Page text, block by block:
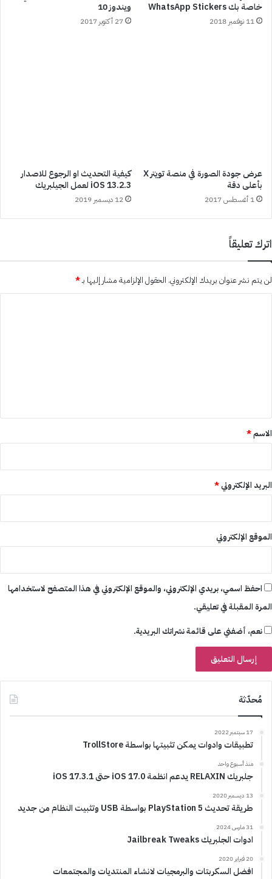
خاصة بك WhatsApp Stickers
11 نوفمبر 2018
ويندوز 10
27 أكتوبر 2017
عرض جودة الصورة في منصة تويتر X
بأعلى دقة
1 أغسطس 2017
كيفية التحديث او الرجوع للاصدار
iOS 13.2.3 لعمل الجيلبريك
12 ديسمبر 2019
اترك تعليقاً
لن يتم نشر عنوان بريدك الإلكتروني. الحقول الإلزامية مشار إليها بـ*
*
الاسم*
البريد الإلكتروني*
الموقع الإلكتروني
احفظ اسمي، بريدي الإلكتروني، والموقع الإلكتروني في هذا المتصفح لاستخدامها
المرة المقبلة في تعليقي.
نعم، أضفني على قائمة نشراتك البريدية.
مُحدّثة
17 سبتمبر 2022
تطبيقات وادوات يمكن تثبيتها بواسطة TrollStore
منذ أسبوع واحد
جلبريك RELAXIN يدعم انظمة iOS 17.0 حتى iOS 17.3.1
13 ديسمبر 2020
طريقة تحديث PlayStation 5 بواسطة USB وتثبيت النظام من جديد
31 مارس 2024
ادوات الجلبريك Jailbreak Tweaks
20 فبراير 2020
افضل السكربتات والبرمجيات لانشاء المنتديات والمجتمعات